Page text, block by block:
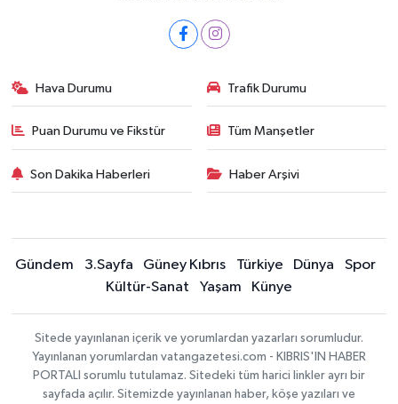
Hava Durumu Trafik Durumu
Puan Durumu ve Fikstür Tüm Manşetler
Son Dakika Haberleri Haber Arşivi
Gündem 3.Sayfa Güney Kıbrıs Türkiye Dünya
Spor
Kültür-Sanat
Yaşam Künye
Sitede yayınlanan içerik ve yorumlardan yazarları sorumludur.
Yayınlanan yorumlardan vatangazetesi.com - KIBRIS'IN HABER
PORTALI sorumlu tutulamaz. Sitedeki tüm harici linkler ayrı bir
sayfada açılır. Sitemizde yayınlanan haber, köşe yazıları ve